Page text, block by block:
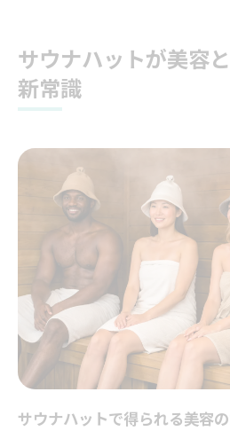
サウナハットが美容
新常識
サウナハットで得られる美容